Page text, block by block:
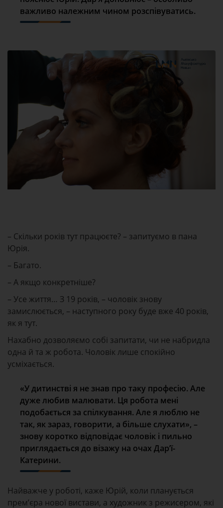
важливо належним чином розспівуватись.
– Скільки років тут працюєте? – запитуємо в пана
Юрія.
– Багато.
– А якщо конкретніше?
– Усе життя… З 19 років, – чоловік знову
замислюється, – наступного року буде вже 40 років,
як я тут.
Нахабно дозволяємо собі запитати, чи не набридла
одна й та ж робота. Чоловік лише спокійно
усміхається.
«У дитинстві я не знав про таку професію. Але
дуже любив малювати. Ця робота мені
подобається за спілкування. Але я люблю не
так, як зараз, говорити, а більше слухати», –
знову коротко відповідає чоловік і пильно
приглядається до візажу на очах Дар’ї-
Катерини.
Найважче у роботі, каже Юрій, коли планується
прем’єра нової вистави, а художник з режисером, які